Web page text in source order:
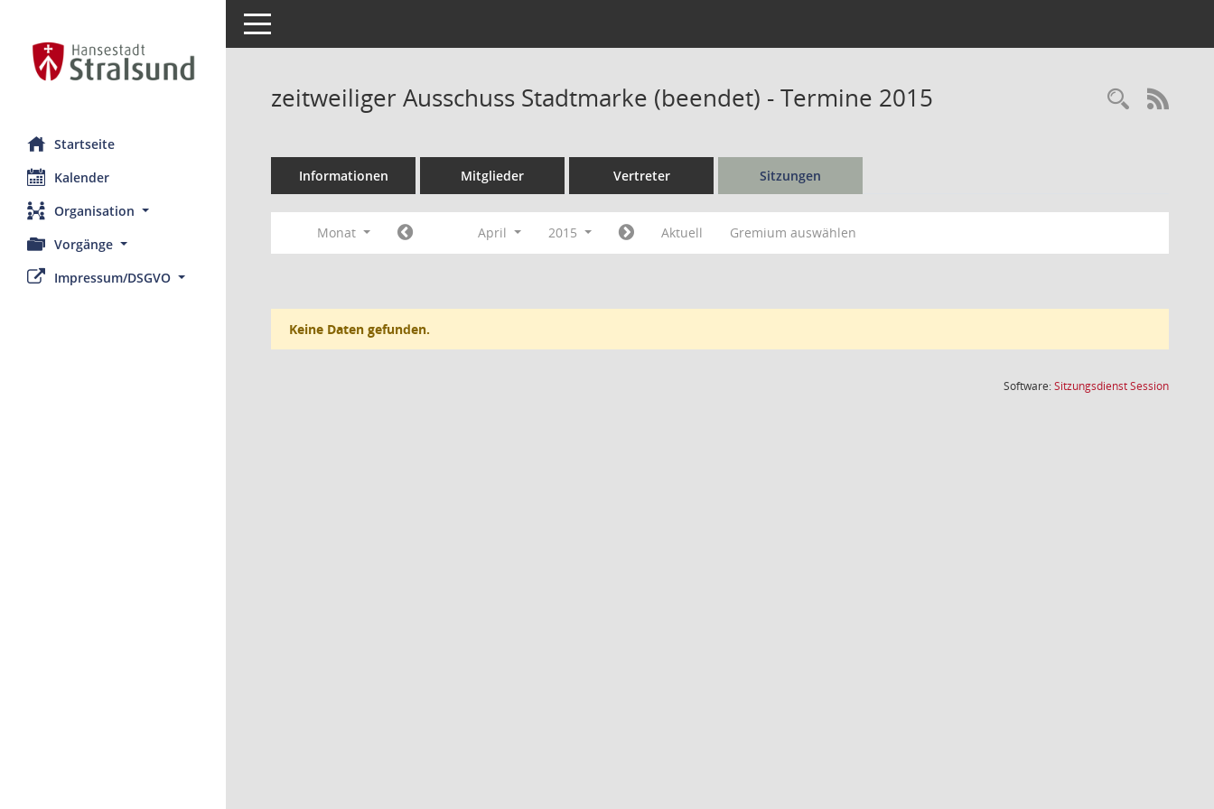
Startseite
Kalender
Organisation
Vorgänge
Impressum/DSGVO
Toggle navigation
zeitweiliger Ausschuss Stadtmarke (beendet) - Termine 2015
Informationen Mitglieder Vertreter Sitzungen
Monat April 2015 Aktuell Gremium auswählen
Keine Daten gefunden.
Software:SitzungsdienstSession(Wird in